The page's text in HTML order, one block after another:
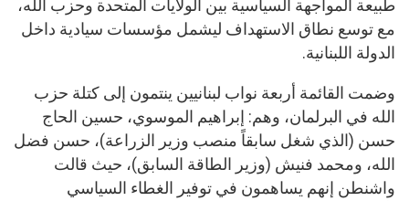
طبيعة المواجهة السياسية بين الولايات المتحدة وحزب الله،
مع توسع نطاق الاستهداف ليشمل مؤسسات سيادية داخل
الدولة اللبنانية.
وضمت القائمة أربعة نواب لبنانيين ينتمون إلى كتلة حزب
الله في البرلمان، وهم: إبراهيم الموسوي، حسين الحاج
حسن (الذي شغل سابقاً منصب وزير الزراعة)، حسن فضل
الله، ومحمد فنيش (وزير الطاقة السابق)، حيث قالت
واشنطن إنهم يساهمون في توفير الغطاء السياسي